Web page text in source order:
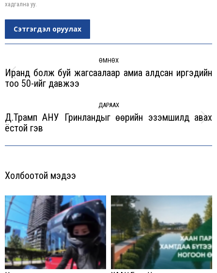
хадгална уу.
Сэтгэгдэл оруулах
ӨМНӨХ
Previous
Иранд болж буй жагсаалаар амиа алдсан иргэдийн
тоо 50-ийг давжээ
ДАРААХ
Next
Д.Трамп АНУ Гринландыг өөрийн эзэмшилд авах
ёстой гэв
Холбоотой мэдээ